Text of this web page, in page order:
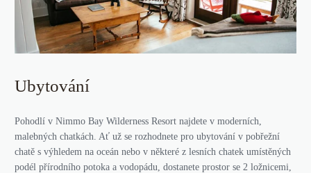
Ubytování
Pohodlí v Nimmo Bay Wilderness Resort najdete v moderních,
malebných chatkách. Ať už se rozhodnete pro ubytování v pobřežní
chatě s výhledem na oceán nebo v některé z lesních chatek umístěných
podél přírodního potoka a vodopádu, dostanete prostor se 2 ložnicemi,